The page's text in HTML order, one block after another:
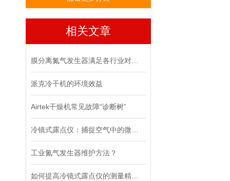
相关文章
派克冷干机的环境效益
Airtek干燥机常见故障“诊断树”
工业氮气发生器维护方法？